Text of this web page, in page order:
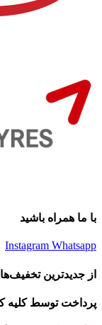
با ما همراه باشید
Instagram Whatsapp
از جدیدترین
پرداخت توسط کلیه